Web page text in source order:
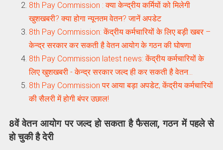
8th Pay Commission : क्‍या केन्‍द्रीय कर्मियों को मिलेगी
खुशखबरी? क्‍या होगा न्‍यूनतम वेतन? जानें अपडेट
8th Pay Commission: केंद्रीय कर्मचारियों के लिए बड़ी खबर –
केन्‍द्र सरकार कर सकती है वेतन आयोग के गठन की घोषणा
8th Pay Commission latest news: केंद्रीय कर्मचारियों के
लिए खुशखबरी - केन्‍द्र सरकार जल्‍द ही कर सकती है वेतन…
8th Pay Commission पर आया बड़ा अपडेट, केंद्रीय कर्मचारियों
की सैलरी में होगी बंपर उछाल!
8वें वेतन आयोग पर जल्द हो सकता है फैसला, गठन में पहले से
हो चुकी है देरी